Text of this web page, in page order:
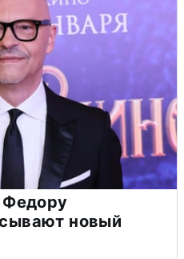
Федору
новый